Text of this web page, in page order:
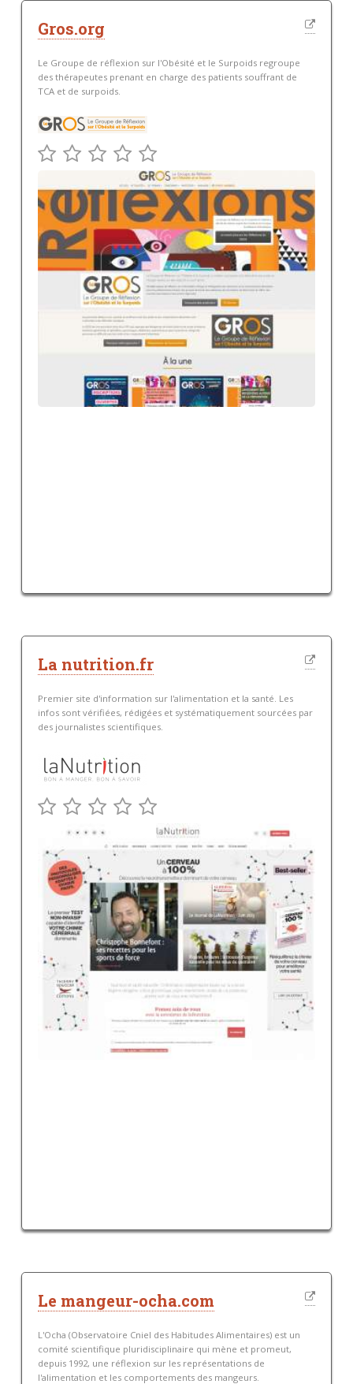
Gros.org
Le Groupe de réflexion sur l'Obésité et le Surpoids regroupe
des thérapeutes prenant en charge des patients souffrant de
TCA et de surpoids.
La nutrition.fr
Premier site d'information sur l'alimentation et la santé. Les
infos sont vérifiées, rédigées et systématiquement sourcées par
des journalistes scientifiques.
Le mangeur-ocha.com
L'Ocha (Observatoire Cniel des Habitudes Alimentaires) est un
comité scientifique pluridisciplinaire qui mène et promeut,
depuis 1992, une réflexion sur les représentations de
l'alimentation et les comportements des mangeurs.